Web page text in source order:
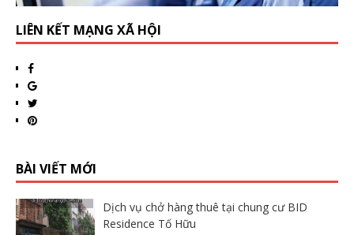
LIÊN KẾT MẠNG XÃ HỘI
BÀI VIẾT MỚI
Dịch vụ chở hàng thuê tại chung cư BID
Residence Tố Hữu